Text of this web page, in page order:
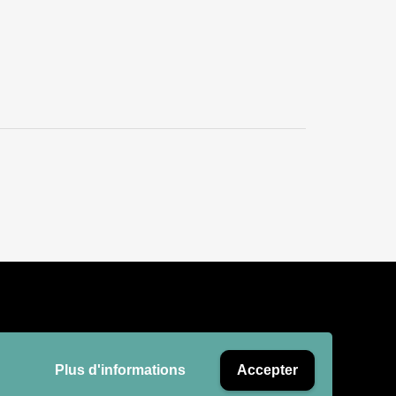
Plus d'informations Accepter